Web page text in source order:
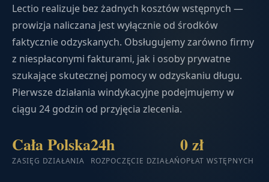
Lectio realizuje bez żadnych kosztów wstępnych —
prowizja naliczana jest wyłącznie od środków
faktycznie odzyskanych. Obsługujemy zarówno firmy
z niespłaconymi fakturami, jak i osoby prywatne
szukające skutecznej pomocy w odzyskaniu długu.
Pierwsze działania windykacyjne podejmujemy w
ciągu 24 godzin od przyjęcia zlecenia.
Cała Polska
ZASIĘG DZIAŁANIA
24h
ROZPOCZĘCIE DZIAŁAŃ
0 zł
OPŁAT WSTĘPNYCH